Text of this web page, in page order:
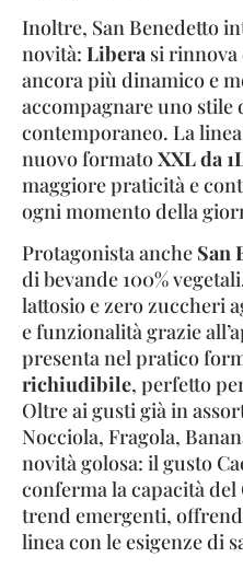
Inoltre, San Benedetto
novità: Libera si rinnova
ancora più dinamico e
accompagnare uno stile
contemporaneo. La
nuovo formatoXXL da
maggiore praticità e
ogni momento della
Protagonista anche San
di bevande 100%
lattosio e zero zuccheri
e funzionalità grazie
presenta nel pratico
richiudibile, perfetto
Oltre ai gusti già in
Nocciola, Fragola,
novità golosa: il gusto
conferma la capacità
trend emergenti,
linea con le esigenze di